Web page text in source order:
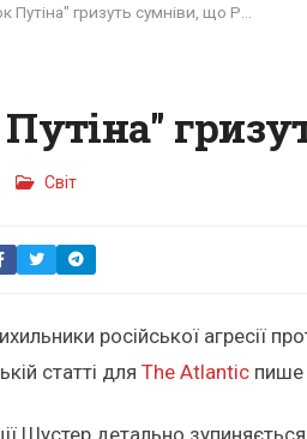
Світ
російської агресії
статті для The Atlantic пише